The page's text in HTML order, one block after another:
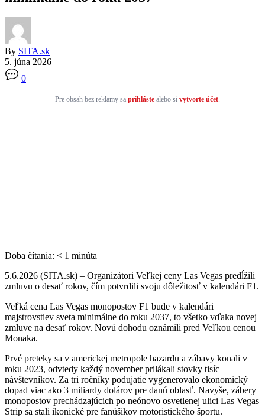
By SITA.sk
5. júna 2026
0
Pre obsah bez reklamy sa prihlástealebo si vytvorte účet.
Doba čítania: < 1 minúta
5.6.2026 (SITA.sk) – Organizátori Veľkej ceny Las Vegas predĺžili
zmluvu o desať rokov, čím potvrdili svoju dôležitosť v kalendári F1.
Veľká cena Las Vegas monopostov F1 bude v kalendári
majstrovstiev sveta minimálne do roku 2037, to všetko vďaka novej
zmluve na desať rokov. Novú dohodu oznámili pred Veľkou cenou
Monaka.
Prvé preteky sa v americkej metropole hazardu a zábavy konali v
roku 2023, odvtedy každý november prilákali stovky tisíc
návštevníkov. Za tri ročníky podujatie vygenerovalo ekonomický
dopad viac ako 3 miliardy dolárov pre danú oblasť. Navyše, zábery
monopostov prechádzajúcich po neónovo osvetlenej ulici Las Vegas
Strip sa stali ikonické pre fanúšikov motoristického športu.